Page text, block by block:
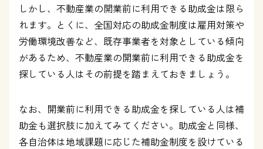
しかし、不動産業の開業前に利用できる助成金は限ら
れます。とくに、全国対応の助成金制度は雇用対策や
労働環境改善など、既存事業者を対象としている傾向
があるため、不動産業の開業前に利用できる助成金を
探している人はその前提を踏まえておきましょう。
なお、開業前に利用できる助成金を探している人は補
助金も選択肢に加えてみてください。助成金と同様、
各自治体は地域課題に応じた補助金制度を設けている